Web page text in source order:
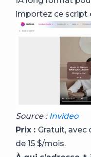
importez ce script
Source : Invideo
Prix : Gratuit, avec
de 15 $/mois.